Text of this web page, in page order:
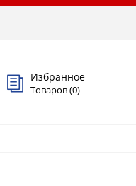
Избранное
Товаров (0)